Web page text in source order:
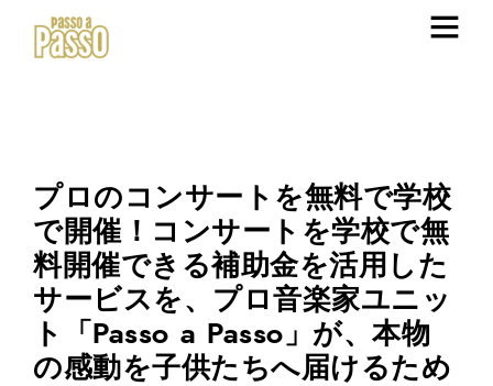
プロのコンサートを無料で学校
で開催！コンサートを学校で無
料開催できる補助金を活用した
サービスを、プロ音楽家ユニッ
ト「Passo a Passo」が、本物
の感動を子供たちへ届けるため